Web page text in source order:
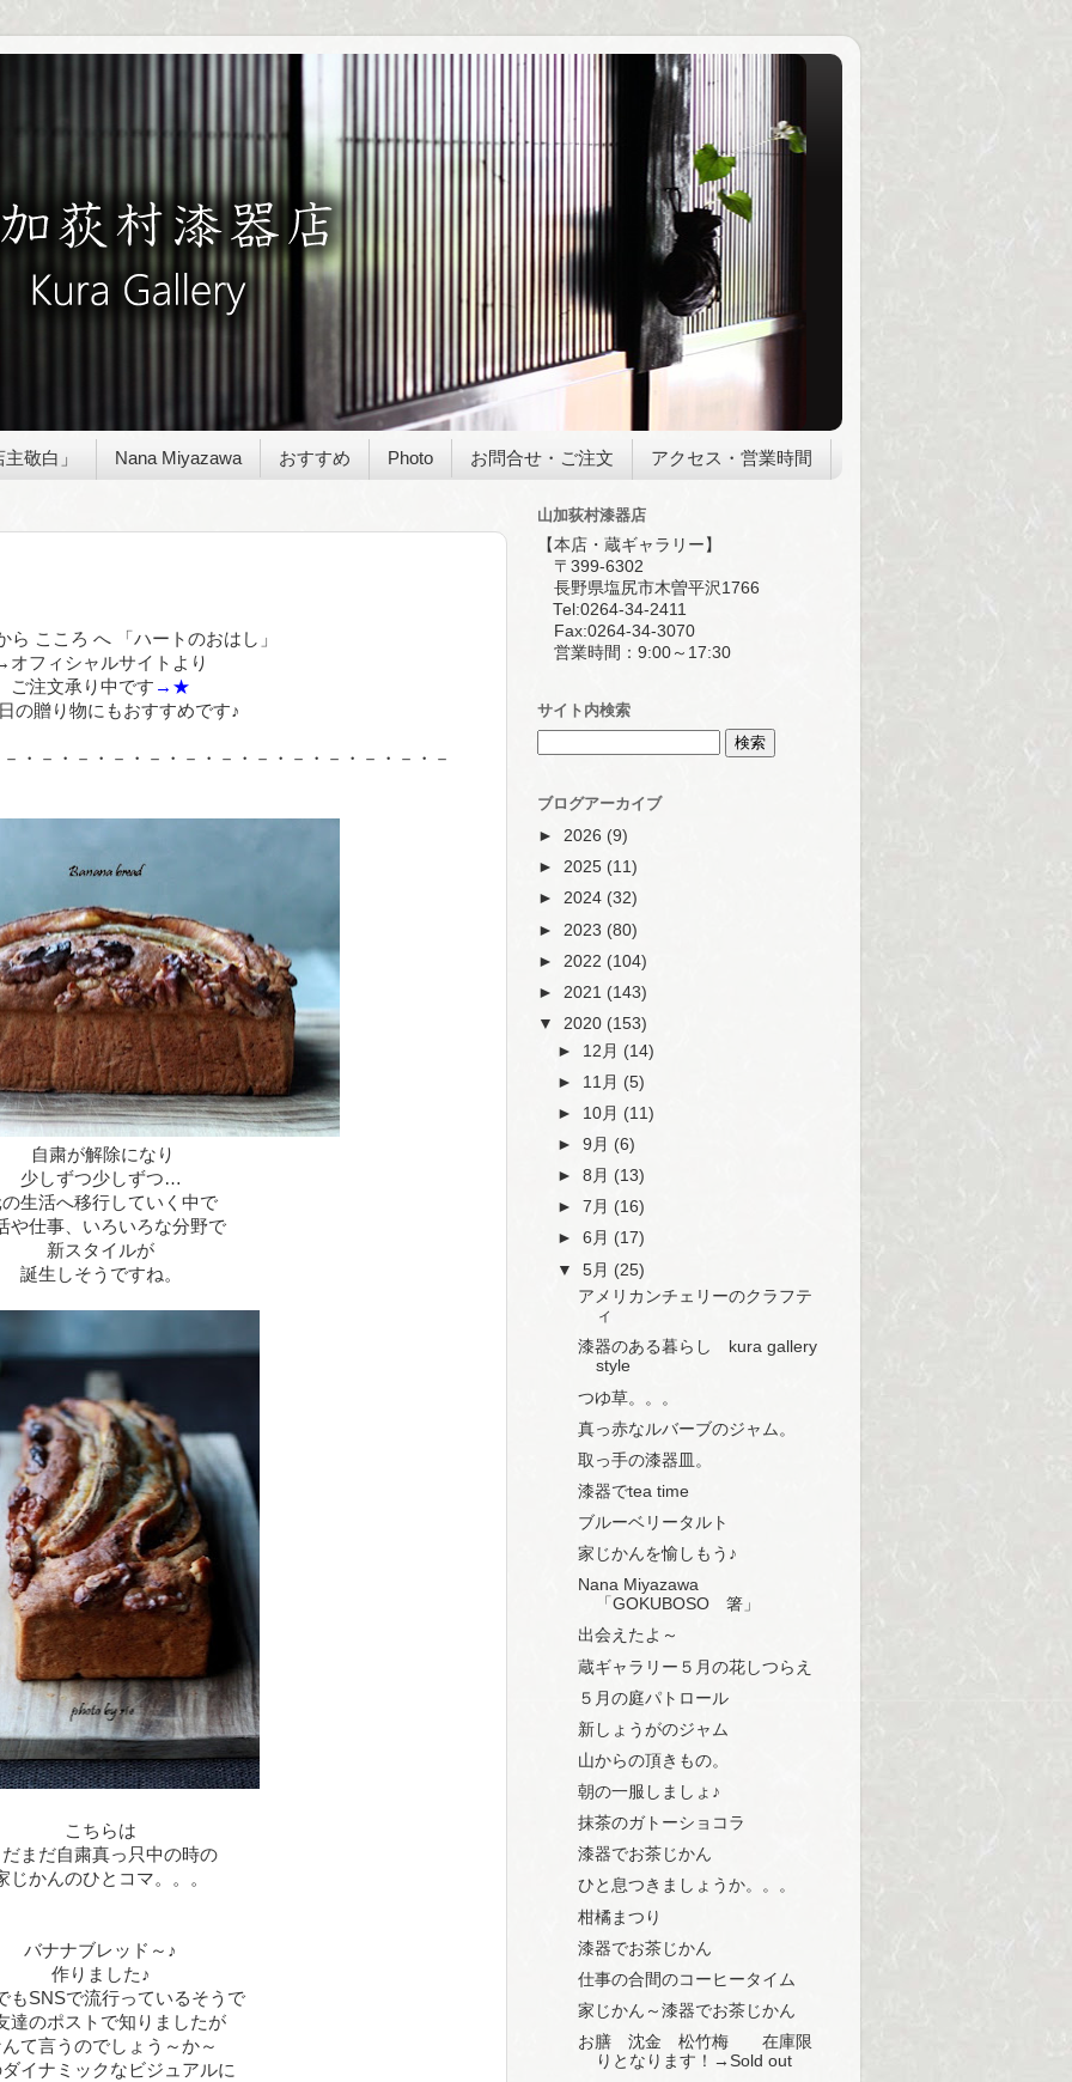
敬白」 Nana Miyazawa おすすめ Photo お問合せ・ご注文 アクセス・営業時間
ら こころ へ 「ハートのおはし」
オフィシャルサイトより
ご注文承り中です →★
の贈り物にもおすすめです♪
・－・－・－・－・－・－・－・－・－・－・－・－
自粛が解除になり
少しずつ少しずつ…
生活へ移行していく中で
や仕事、いろいろな分野で
新スタイルが
誕生しそうですね。
こちらは
まだ自粛真っ只中の時の
じかんのひとコマ。。。
バナナブレッド～♪
作りました♪
もSNSで流行っているそうで
達のポストで知りましたが
て言うのでしょう～か～
イナミックなビジュアルに
山加荻村漆器店
【本店・蔵ギャラリー】
〒399-6302
長野県塩尻市木曽平沢1766
Tel:0264-34-2411
Fax:0264-34-3070
営業時間：9:00～17:30
サイト内検索
ブログアーカイブ
► 2026 (9)
► 2025 (11)
► 2024 (32)
► 2023 (80)
► 2022 (104)
► 2021 (143)
▼ 2020 (153)
► 12月 (14)
► 11月 (5)
► 10月 (11)
►9月 (6)
►8月 (13)
►7月 (16)
►6月 (17)
▼5月 (25)
アメリカンチェリーのクラフテ
ィ
漆器のある暮らし kura gallery
style
つゆ草。。。
真っ赤なルバーブのジャム。
取っ手の漆器皿。
漆器でtea time
ブルーベリータルト
家じかんを愉しもう♪
Nana Miyazawa
「GOKUBOSO 箸」
出会えたよ～
蔵ギャラリー５月の花しつらえ
５月の庭パトロール
新しょうがのジャム
山からの頂きもの。
朝の一服しましょ♪
抹茶のガトーショコラ
漆器でお茶じかん
ひと息つきましょうか。。。
柑橘まつり
漆器でお茶じかん
仕事の合間のコーヒータイム
家じかん～漆器でお茶じかん
お膳 沈金 松竹梅 在庫限
りとなります！→Sold out